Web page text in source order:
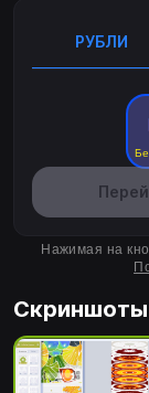
РУБЛИ
Нажимая на
Скриншоты